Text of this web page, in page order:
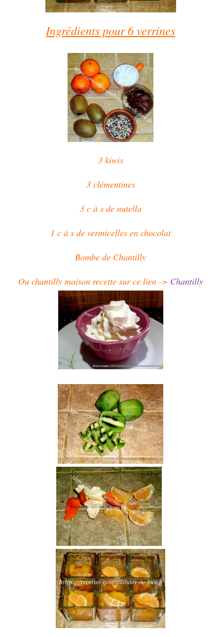
Ingrédients pour 6 verrines
3 kiwis
3 clémentines
3 c à s de nutella
1 c à s de vermicelles en chocolat
Bombe de Chantilly
Ou chantilly maison recette sur ce lien -> Chantilly